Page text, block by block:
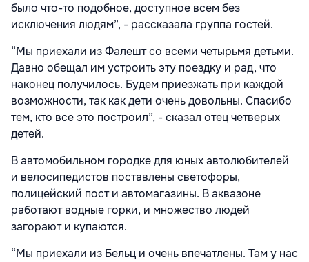
было что-то подобное, доступное всем без
исключения людям”, - рассказала группа гостей.
“Мы приехали из Фалешт со всеми четырьмя детьми.
Давно обещал им устроить эту поездку и рад, что
наконец получилось. Будем приезжать при каждой
возможности, так как дети очень довольны. Спасибо
тем, кто все это построил”, - сказал отец четверых
детей.
В автомобильном городке для юных автолюбителей
и велосипедистов поставлены светофоры,
полицейский пост и автомагазины. В аквазоне
работают водные горки, и множество людей
загорают и купаются.
“Мы приехали из Бельц и очень впечатлены. Там у нас